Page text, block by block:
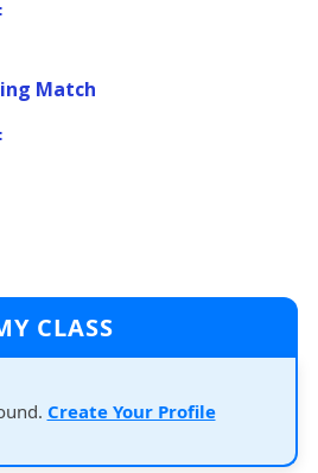
Match
CLASS
Create Your Profile